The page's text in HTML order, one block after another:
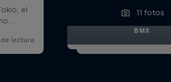
11 fotos
BMX